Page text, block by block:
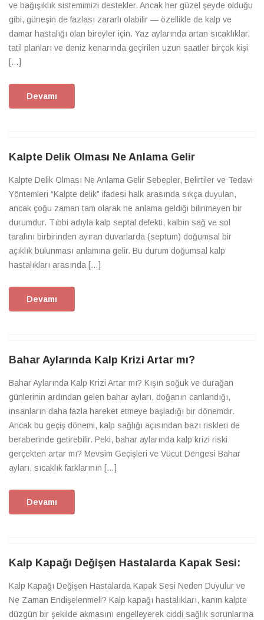
ve bağışıklık sistemimizi destekler. Ancak her güzel şeyde olduğu
gibi, güneşin de fazlası zararlı olabilir — özellikle de kalp ve
damar hastalığı olan bireyler için. Yaz aylarında artan sıcaklıklar,
tatil planları ve deniz kenarında geçirilen uzun saatler birçok kişi
[…]
Devamı
Kalpte Delik Olması Ne Anlama Gelir
Kalpte Delik Olması Ne Anlama Gelir Sebepler, Belirtiler ve Tedavi
Yöntemleri “Kalpte delik” ifadesi halk arasında sıkça duyulan,
ancak çoğu zaman tam olarak ne anlama geldiği bilinmeyen bir
durumdur. Tıbbi adıyla kalp septal defekti, kalbin sağ ve sol
tarafını birbirinden ayıran duvarlarda (septum) doğumsal bir
açıklık bulunması anlamına gelir. Bu durum doğumsal kalp
hastalıkları arasında […]
Devamı
Bahar Aylarında Kalp Krizi Artar mı?
Bahar Aylarında Kalp Krizi Artar mı? Kışın soğuk ve durağan
günlerinin ardından gelen bahar ayları, doğanın canlandığı,
insanların daha fazla hareket etmeye başladığı bir dönemdir.
Ancak bu geçiş dönemi, kalp sağlığı açısından bazı riskleri de
beraberinde getirebilir. Peki, bahar aylarında kalp krizi riski
gerçekten artar mı? Mevsim Geçişleri ve Vücut Dengesi Bahar
ayları, sıcaklık farklarının […]
Devamı
Kalp Kapağı Değişen Hastalarda Kapak Sesi:
Kalp Kapağı Değişen Hastalarda Kapak Sesi Neden Duyulur ve
Ne Zaman Endişelenmeli? Kalp kapağı hastalıkları, kanın kalpte
düzgün bir şekilde akmasını engelleyerek ciddi sağlık sorunlarına